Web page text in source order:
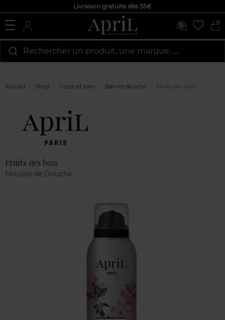
Livraison gratuite dès 55€
0
Rechercher un produit, une marque…...
Accueil Shop Corps et bain Bain et douche Fruits des bois
Fruits des bois
Mousse de Douche